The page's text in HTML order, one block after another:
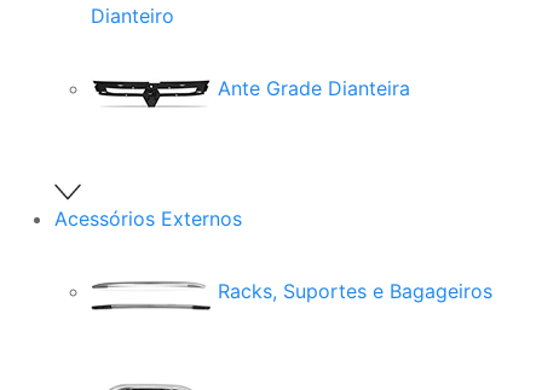
Dianteiro
Ante Grade Dianteira
Acessórios Externos
Racks, Suportes e Bagageiros